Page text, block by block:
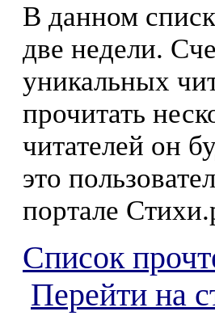
В данном
две недели.
уникальных
прочитать
читателей он
это
портале
Список
Перейти на